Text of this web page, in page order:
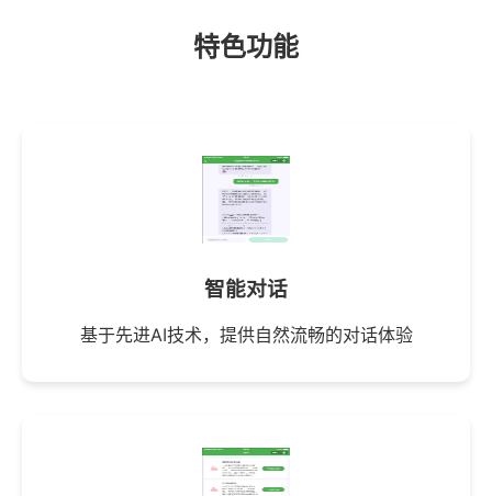
特色功能
智能对话
基于先进AI技术，提供自然流畅的对话体验